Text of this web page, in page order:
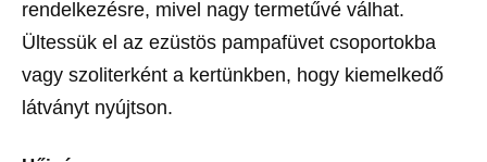
rendelkezésre, mivel nagy termetűvé válhat.
Ültessük el az ezüstös pampafüvet csoportokba
vagy szoliterként a kertünkben, hogy kiemelkedő
látványt nyújtson.